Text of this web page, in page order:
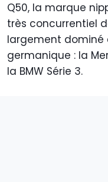
Q50, la marque
très concurrentiel
largement dominé
germanique : la
la BMW Série 3.